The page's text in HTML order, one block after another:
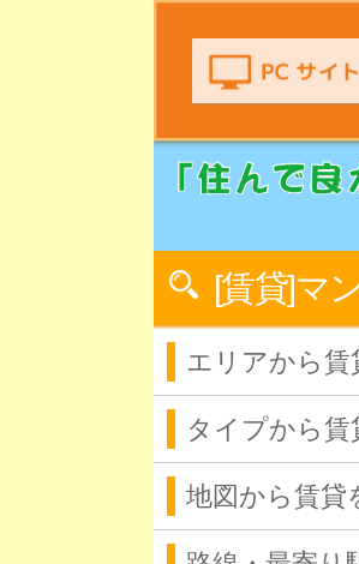
[賃貸]マ
エリアから賃
タイプから賃
地図から賃貸